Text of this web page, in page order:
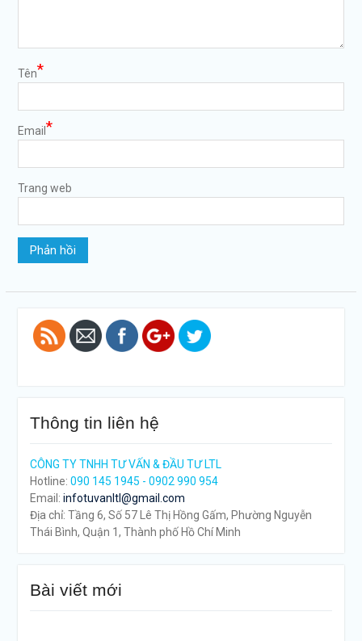
Tên*
Email *
Trang web
mooc">
Thông tin liên hệ
CÔNG TY TNHH TƯ VẤN & ĐẦU TƯ LTL
Hotline: 090 145 1945 - 0902 990 954
Email: infotuvanltl@gmail.com
Địa chỉ: Tầng 6, Số 57 Lê Thị Hồng Gấm, Phường Nguyễn
Thái Bình, Quận 1, Thành phố Hồ Chí Minh
Bài viết mới